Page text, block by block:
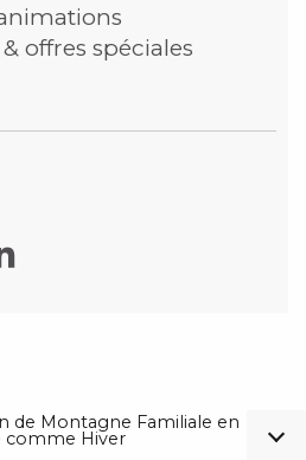
offres spéciales
de Montagne Familiale en
comme Hiver